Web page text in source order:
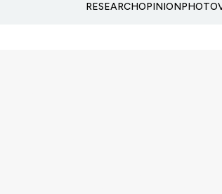
RESEARCHOPINIONPHOTO